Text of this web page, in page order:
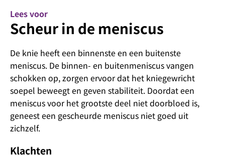
Lees voor
Scheur in de meniscus
De knie heeft een binnenste en een buitenste
meniscus. De binnen- en buitenmeniscus vangen
schokken op, zorgen ervoor dat het kniegewricht
soepel beweegt en geven stabiliteit. Doordat een
meniscus voor het grootste deel niet doorbloed is,
geneest een gescheurde meniscus niet goed uit
zichzelf.
Klachten